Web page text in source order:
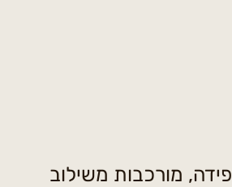
מורכבות משילוב